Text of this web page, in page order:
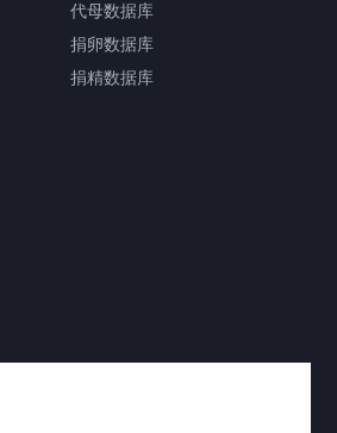
代母数据库
捐卵数据库
捐精数据库